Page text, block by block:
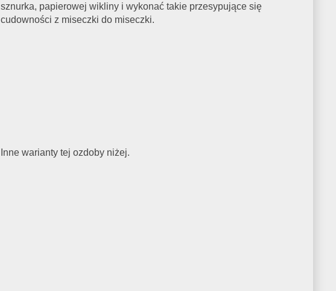
sznurka, papierowej wikliny i wykonać takie przesypujące się
cudowności z miseczki do miseczki.
Inne warianty tej ozdoby niżej.